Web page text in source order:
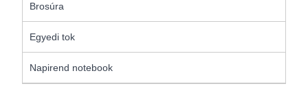
Brosúra
Egyedi tok
Napirend notebook